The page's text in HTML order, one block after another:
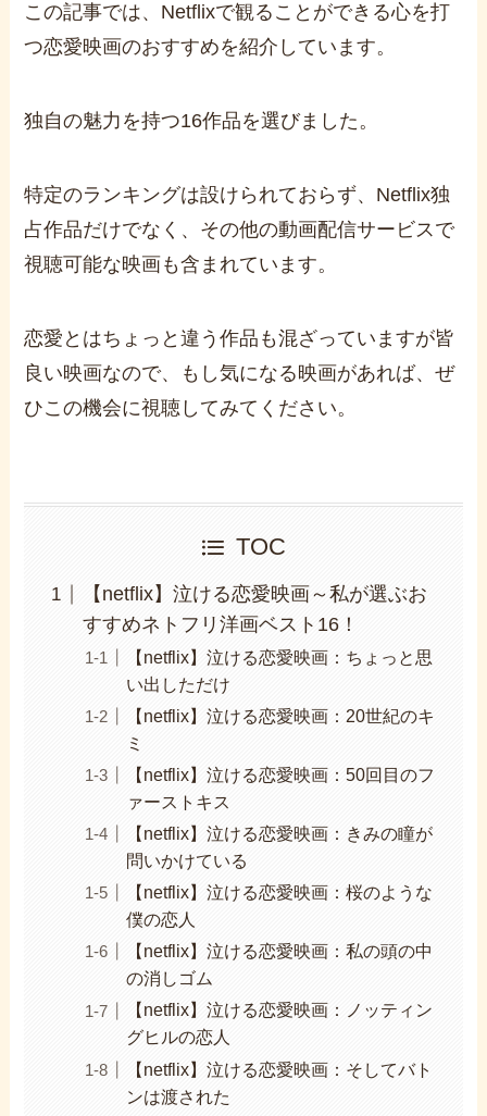
この記事では、Netflixで観ることができる心を打
つ恋愛映画のおすすめを紹介しています。
独自の魅力を持つ16作品を選びました。
特定のランキングは設けられておらず、Netflix独
占作品だけでなく、その他の動画配信サービスで
視聴可能な映画も含まれています。
恋愛とはちょっと違う作品も混ざっていますが皆
良い映画なので、もし気になる映画があれば、ぜ
ひこの機会に視聴してみてください。
TOC
【netflix】泣ける恋愛映画～私が選ぶお
すすめネトフリ洋画ベスト16！
【netflix】泣ける恋愛映画：ちょっと思
い出しただけ
【netflix】泣ける恋愛映画：20世紀のキ
ミ
【netflix】泣ける恋愛映画：50回目のフ
ァーストキス
【netflix】泣ける恋愛映画：きみの瞳が
問いかけている
【netflix】泣ける恋愛映画：桜のような
僕の恋人
【netflix】泣ける恋愛映画：私の頭の中
の消しゴム
【netflix】泣ける恋愛映画：ノッティン
グヒルの恋人
【netflix】泣ける恋愛映画：そしてバト
ンは渡された